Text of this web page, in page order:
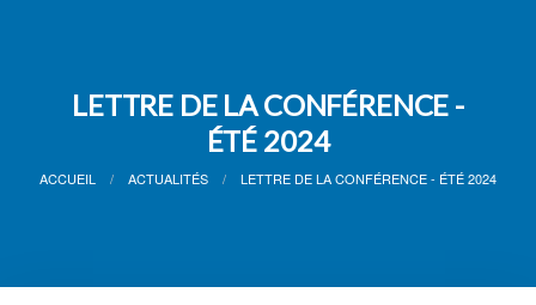
LETTRE DE LA CONFÉRENCE -
ÉTÉ 2024
ACCUEIL ACTUALITÉS LETTRE DE LA CONFÉRENCE - ÉTÉ 2024